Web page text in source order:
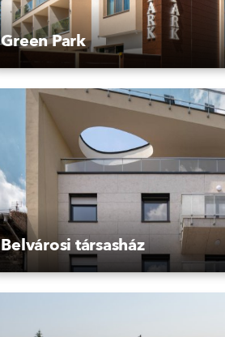
Green Park
Belvárosi társasház